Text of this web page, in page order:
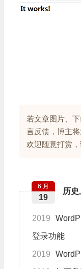
若文章图片、
言反馈，博主将
欢迎随意打赏，
历
6 月
19
2019
登录功能
2019